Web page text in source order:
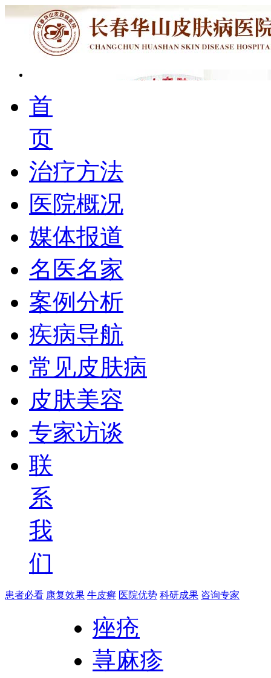
首
页
治疗方法
医院概况
媒体报道
名医名家
案例分析
疾病导航
常见皮肤病
皮肤美容
专家访谈
联
系
我
们
患者必看 康复效果 牛皮癣 医院优势 科研成果 咨询专家
痤疮
荨麻疹